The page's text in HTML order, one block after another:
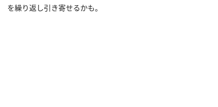
を繰り返し引き寄せるかも。